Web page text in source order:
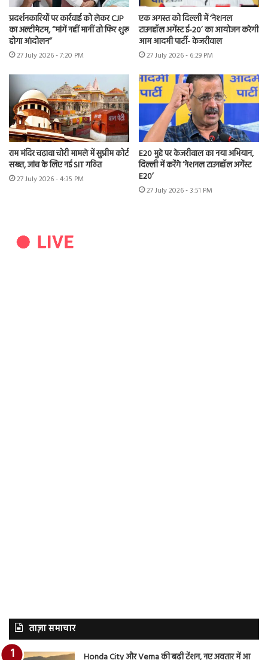
प्रदर्शनकारियों पर कार्रवाई को लेकर CJP
का अल्टीमेटम, “मांगें नहीं मानीं तो फिर शुरू
होगा आंदोलन”
27 July 2026 - 7:20 PM
एक अगस्त को दिल्ली में ‘नेशनल
टाउनहॉल अगेंस्ट ई-20’ का आयोजन करेगी
आम आदमी पार्टी- केजरीवाल
27 July 2026 - 6:29 PM
राम मंदिर चढ़ावा चोरी मामले में सुप्रीम कोर्ट
सख्त, जांच के लिए नई SIT गठित
27 July 2026 - 4:35 PM
E20 मुद्दे पर केजरीवाल का नया अभियान,
दिल्ली में करेंगे ‘नेशनल टाउनहॉल अगेंस्ट
E20’
27 July 2026 - 3:51 PM
ताज़ा समाचार